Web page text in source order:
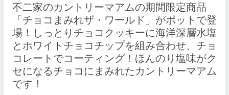
不二家のカントリーマアムの期間限定商品
「チョコまみれザ・ワールド」がポットで登
場！しっとりチョコクッキーに海洋深層水塩
とホワイトチョコチップを組み合わせ、チョ
コレートでコーティング！ほんのり塩味がク
セになるチョコにまみれたカントリーマアム
です！